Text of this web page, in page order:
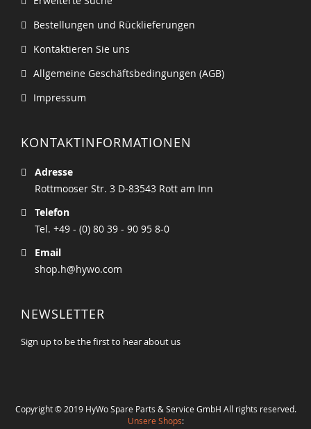
Bestellungen und Rücklieferungen
Kontaktieren Sie uns
Allgemeine Geschäftsbedingungen (AGB)
Impressum
KONTAKTINFORMATIONEN
Adresse
Rottmooser Str. 3 D-83543 Rott am Inn
Telefon
Tel. +49 - (0) 80 39 - 90 95 8-0
Email
shop.h@hywo.com
NEWSLETTER
Sign up to be the first to hear about us
Copyright © 2019 HyWo Spare Parts & Service GmbH All rights reserved.
Unsere Shops: